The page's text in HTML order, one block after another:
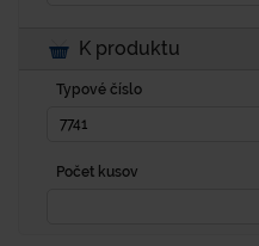
K produktu
Typové číslo
Počet kusov